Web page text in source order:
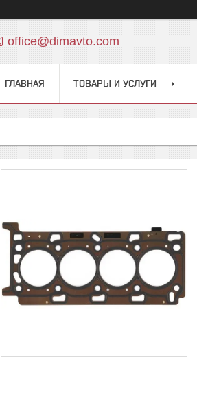
office@dimavto.com
ГЛАВНАЯ ТОВАРЫ И УСЛУГИ